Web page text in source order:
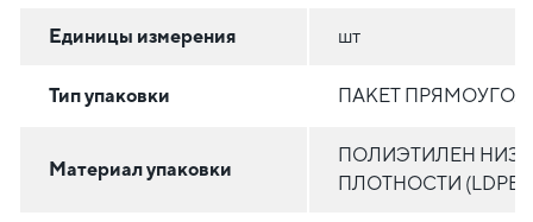
Единицы измерения шт
Тип упаковки ПАКЕТ
Материал упаковки
ПОЛИЭТИЛЕН
ПЛОТНОСТИ (LDPE)